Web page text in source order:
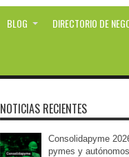
BLOG DIRECTORIO DE
NOTICIAS RECIENTES
Consolidapyme
pymes y